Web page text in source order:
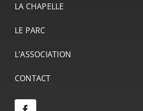
LA CHAPELLE
LE PARC
L’ASSOCIATION
CONTACT